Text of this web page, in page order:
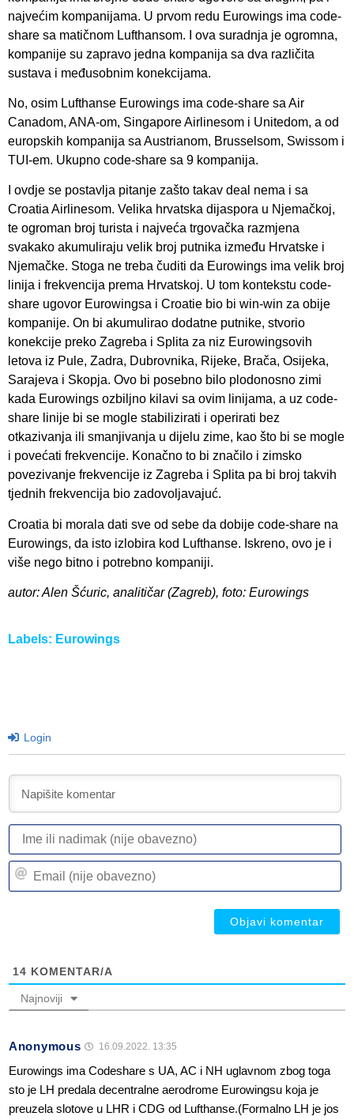
najvećim kompanijama. U prvom redu Eurowings ima code-
share sa matičnom Lufthansom. I ova suradnja je ogromna,
kompanije su zapravo jedna kompanija sa dva različita
sustava i međusobnim konekcijama.
No, osim Lufthanse Eurowings ima code-share sa Air
Canadom, ANA-om, Singapore Airlinesom i Unitedom, a od
europskih kompanija sa Austrianom, Brusselsom, Swissom i
TUI-em. Ukupno code-share sa 9 kompanija.
I ovdje se postavlja pitanje zašto takav deal nema i sa
Croatia Airlinesom. Velika hrvatska dijaspora u Njemačkoj,
te ogroman broj turista i najveća trgovačka razmjena
svakako akumuliraju velik broj putnika između Hrvatske i
Njemačke. Stoga ne treba čuditi da Eurowings ima velik broj
linija i frekvencija prema Hrvatskoj. U tom kontekstu code-
share ugovor Eurowingsa i Croatie bio bi win-win za obije
kompanije. On bi akumulirao dodatne putnike, stvorio
konekcije preko Zagreba i Splita za niz Eurowingsovih
letova iz Pule, Zadra, Dubrovnika, Rijeke, Brača, Osijeka,
Sarajeva i Skopja. Ovo bi posebno bilo plodonosno zimi
kada Eurowings ozbiljno kilavi sa ovim linijama, a uz code-
share linije bi se mogle stabilizirati i operirati bez
otkazivanja ili smanjivanja u dijelu zime, kao što bi se mogle
i povećati frekvencije. Konačno to bi značilo i zimsko
povezivanje frekvencije iz Zagreba i Splita pa bi broj takvih
tjednih frekvencija bio zadovoljavajuć.
Croatia bi morala dati sve od sebe da dobije code-share na
Eurowings, da isto izlobira kod Lufthanse. Iskreno, ovo je i
više nego bitno i potrebno kompaniji.
autor: Alen Šćuric, analitičar (Zagreb), foto: Eurowings
Labels: Eurowings
Login
14 KOMENTAR/A
Najnoviji
Anonymous 16.09.2022. 13:35
Eurowings ima Codeshare s UA, AC i NH uglavnom zbog toga
sto je LH predala decentralne aerodrome Eurowingsu koja je
preuzela slotove u LHR i CDG od Lufthanse.(Formalno LH je jos